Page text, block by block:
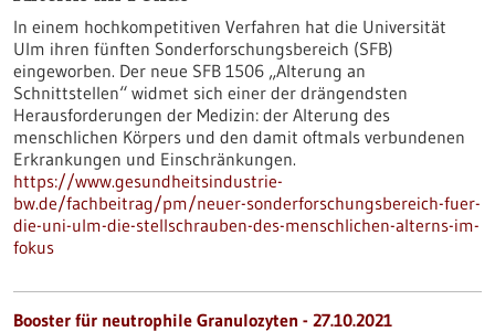
In einem hochkompetitiven Verfahren hat die Universität
Ulm ihren fünften Sonderforschungsbereich (SFB)
eingeworben. Der neue SFB 1506 „Alterung an
Schnittstellen“ widmet sich einer der drängendsten
Herausforderungen der Medizin: der Alterung des
menschlichen Körpers und den damit oftmals verbundenen
Erkrankungen und Einschränkungen.
https://www.gesundheitsindustrie-
bw.de/fachbeitrag/pm/neuer-sonderforschungsbereich-fuer-
die-uni-ulm-die-stellschrauben-des-menschlichen-alterns-im-
fokus
Booster für neutrophile Granulozyten - 27.10.2021